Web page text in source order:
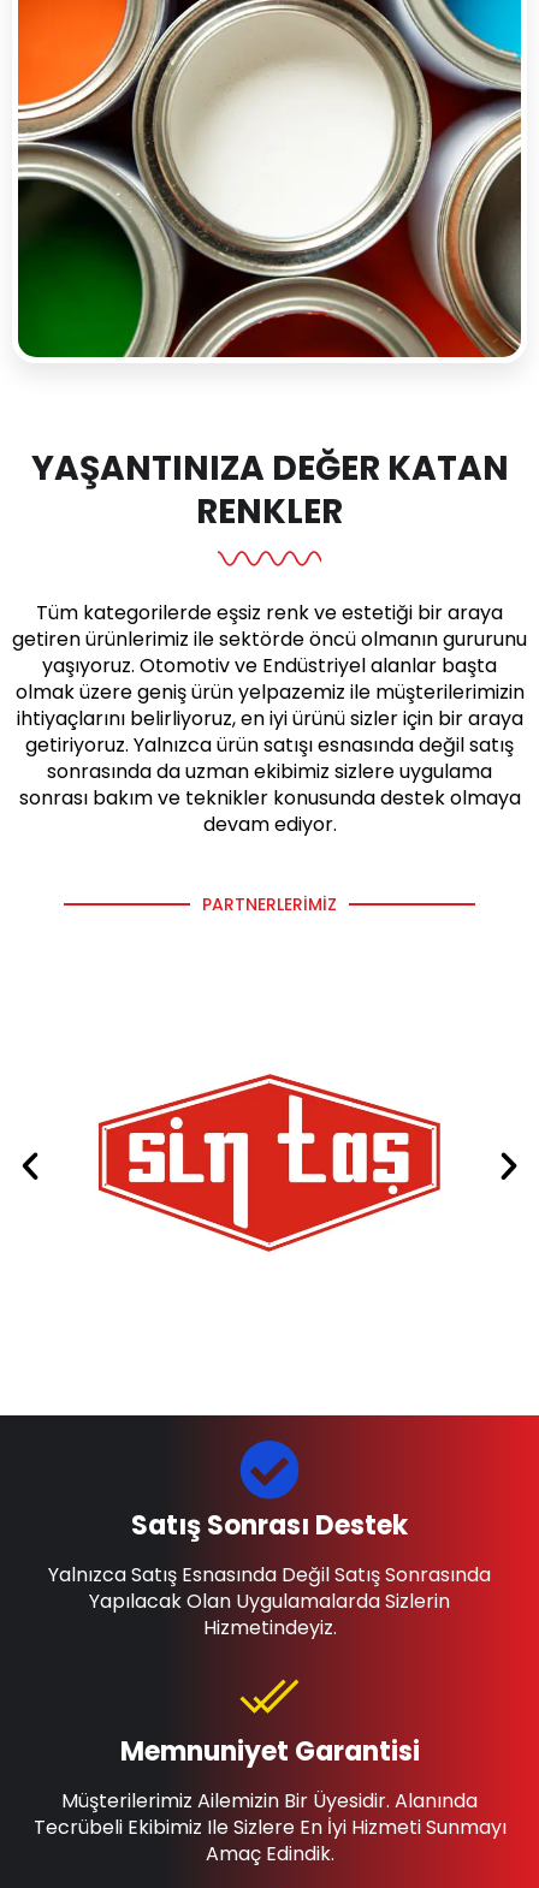
YAŞANTINIZA DEĞER KATAN
RENKLER
Tüm kategorilerde eşsiz renk ve estetiği bir araya
getiren ürünlerimiz ile sektörde öncü olmanın gururunu
yaşıyoruz. Otomotiv ve Endüstriyel alanlar başta
olmak üzere geniş ürün yelpazemiz ile müşterilerimizin
ihtiyaçlarını belirliyoruz, en iyi ürünü sizler için bir araya
getiriyoruz. Yalnızca ürün satışı esnasında değil satış
sonrasında da uzman ekibimiz sizlere uygulama
sonrası bakım ve teknikler konusunda destek olmaya
devam ediyor.
PARTNERLERIMIZ
Memnuniyet Garantisi
Müşterilerimiz Ailemizin Bir Üyesidir. Alanında
Tecrübeli Ekibimiz Ile Sizlere En İyi Hizmeti Sunmayı
Amaç Edindik.
Satış Sonrası Destek
Yalnızca Satış Esnasında Değil Satış Sonrasında
Yapılacak Olan Uygulamalarda Sizlerin
Hizmetindeyiz.